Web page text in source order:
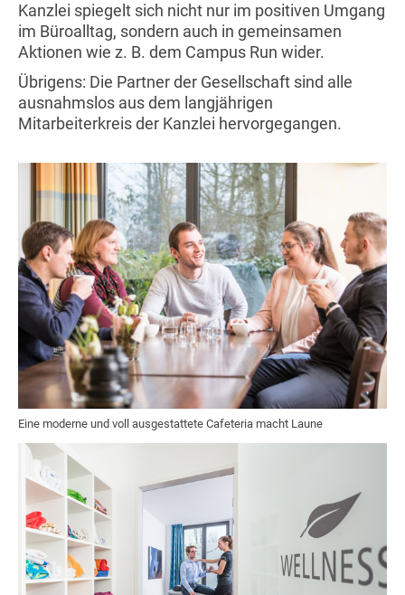
Kanzlei spiegelt sich nicht nur im positiven Umgang
im Büroalltag, sondern auch in gemeinsamen
Aktionen wie z. B. dem Campus Run wider.
Übrigens: Die Partner der Gesellschaft sind alle
ausnahmslos aus dem langjährigen
Mitarbeiterkreis der Kanzlei hervorgegangen.
Eine moderne und voll ausgestattete Cafeteria macht Laune